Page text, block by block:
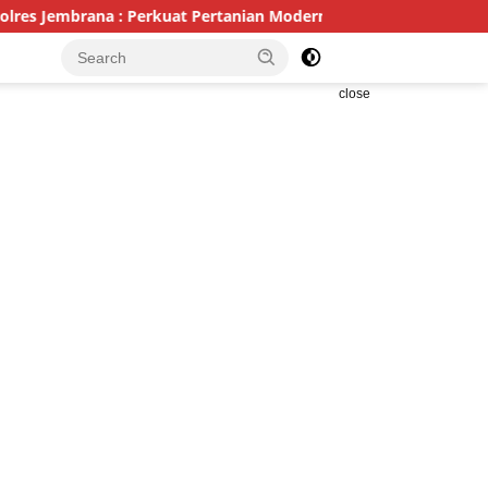
Pertanian Modern dan Ketahanan Pangan
close